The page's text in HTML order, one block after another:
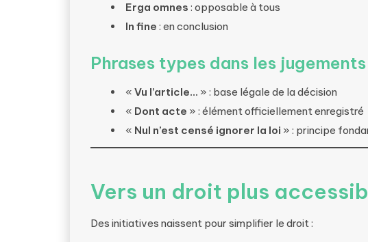
Erga omnes : opposable à tous
In fine : en conclusion
Phrases types dans les
« Vu l’article… » : base légale de la décision
« Dont acte » : élément officiellement enregistré
« Nul n’est censé ignorer la loi » : principe
Vers un droit plus
Des initiatives naissent pour simplifier le droit :